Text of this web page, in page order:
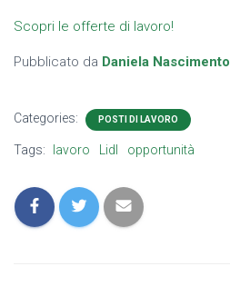
Scopri le offerte di lavoro!
Pubblicato da Daniela Nascimento
Categories: POSTI DI LAVORO
Tags: lavoro Lidl opportunità